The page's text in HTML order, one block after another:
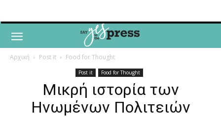
Αρχική Post it Food for Thought
Post it Food for Thought
Μικρή ιστορία των
Ηνωμένων Πολιτειών